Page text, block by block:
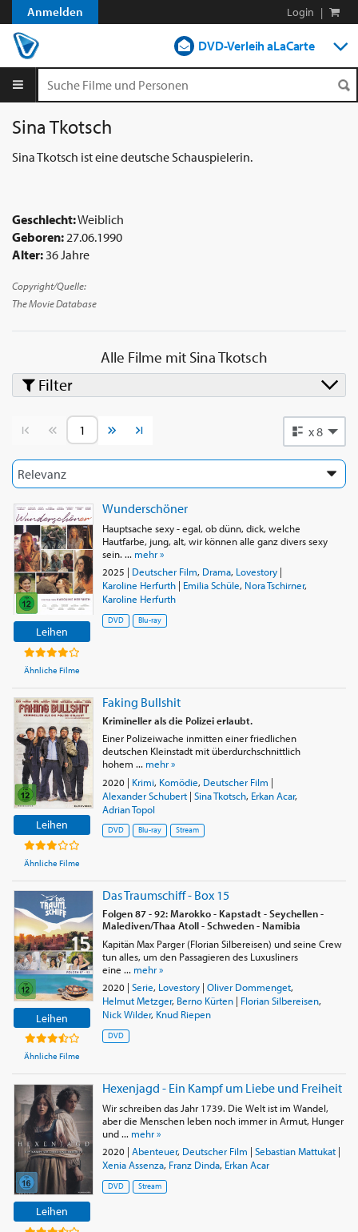
Anmelden Login |
DVD-Verleih aLaCarte
Shop
Sina Tkotsch
Sina Tkotsch ist eine deutsche Schauspielerin.
Geschlecht:Weiblich
Geboren: 27.06.1990
Alter: 36 Jahre
Copyright/Quelle:
The Movie Database
Alle Filme mitSina Tkotsch
Vorherige SeiteNächste Seite x 8
Leihen
Ähnliche Filme
Wunderschöner
Hauptsache sexy - egal, ob dünn, dick, welche
Hautfarbe, jung, alt, wir können alle ganz divers sexy
sein. ... mehr »
2025 | Deutscher Film, Drama, Lovestory|
Karoline Herfurth| Emilia Schüle, Nora Tschirner,
Karoline Herfurth
DVD Blu-ray
Leihen
Ähnliche Filme
Faking Bullshit
Krimineller als die Polizei erlaubt.
Einer Polizeiwache inmitten einer friedlichen
deutschen Kleinstadt mit überdurchschnittlich
hohem ... mehr »
2020| Krimi, Komödie, Deutscher Film |
Alexander Schubert| Sina Tkotsch, Erkan Acar,
Adrian Topol
DVD Blu-ray Stream
Leihen
Ähnliche Filme
Das Traumschiff - Box 15
Folgen 87 - 92: Marokko - Kapstadt - Seychellen -
Malediven/Thaa Atoll - Schweden - Namibia
Kapitän Max Parger (Florian Silbereisen) und seine Crew
tun alles, um den Passagieren des Luxusliners
eine ... mehr »
2020| Serie, Lovestory| Oliver Dommenget,
Helmut Metzger, Berno Kürten| Florian Silbereisen,
Nick Wilder, Knud Riepen
DVD
Leihen
Hexenjagd - Ein Kampf um Liebe und Freiheit
Wir schreiben das Jahr 1739. Die Welt ist im Wandel,
aber die Menschen leben noch immer in Armut, Hunger
und ... mehr »
2020| Abenteuer, Deutscher Film | Sebastian Mattukat|
Xenia Assenza, Franz Dinda, Erkan Acar
DVD Stream
Filter